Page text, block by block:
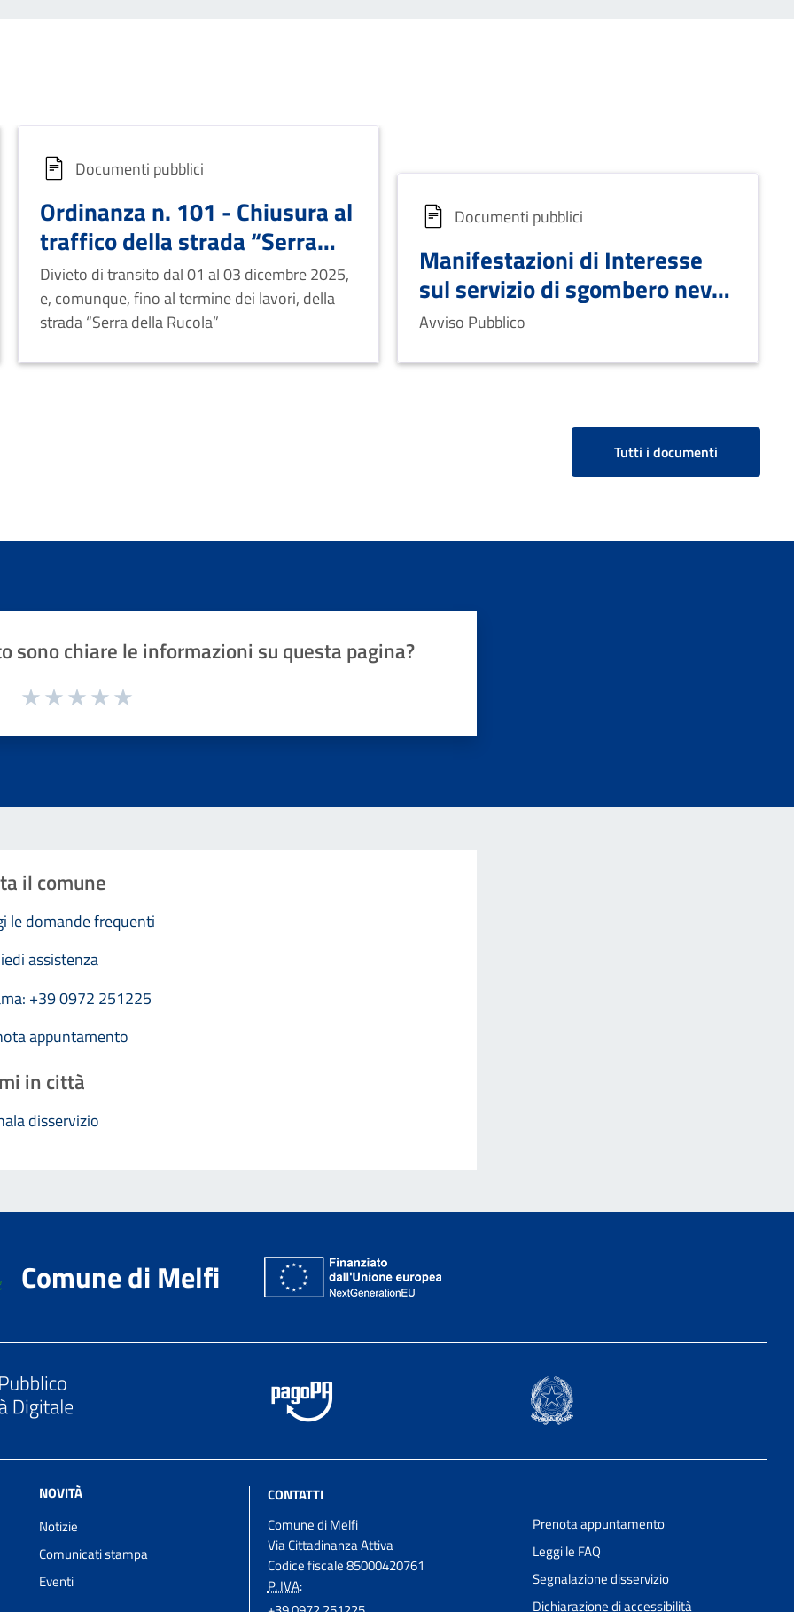
Documenti pubblici
Ordinanza n. 101 - Chiusura al
traffico della strada “Serra
della Rucola” per attività
manutentive
Divieto di transito dal 01 al 03 dicembre 2025,
e, comunque, fino al termine dei lavori, della
strada “Serra della Rucola”
Documenti pubblici
Manifestazioni di Interesse
sul servizio di sgombero neve
e spargimento sale
Avviso Pubblico
Tutti i documenti
sono chiare le informazioni su questa pagina?
1 a 5 stelle la pagina
il comune
le domande frequenti
assistenza
+39 0972 251225
appuntamento
in città
disservizio
Comune di Melfi
NOVITÀ
Notizie
Comunicati stampa
Eventi
CONTATTI
Comune di Melfi
Via Cittadinanza Attiva
Codice fiscale 85000420761
P. IVA:
Prenota appuntamento
Leggi le FAQ
Segnalazione disservizio
Dichiarazione di accessibilità